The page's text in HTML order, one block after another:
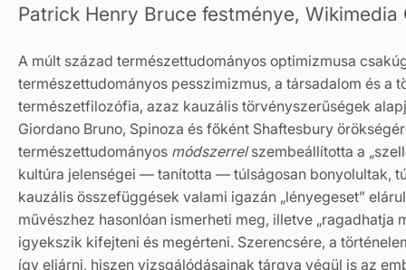
Patrick Henry Bruce festménye, Wikimedia
A múlt század természettudományos optimizmusa
természettudományos pesszimizmus, a társadalom és a
természetfilozófia, azaz kauzális törvényszerűségek
Giordano Bruno, Spinoza és főként Shaftesbury
természettudományos módszerrelszembeállította a
kultúra jelenségei — tanította — túlságosan bonyolultak,
kauzális összefüggések valami igazán „lényegeset”
művészhez hasonlóan ismerheti meg, illetve „ragadhatja
igyekszik kifejteni és megérteni. Szerencsére, a
így eljárni, hiszen vizsgálódásainak tárgya végül is az